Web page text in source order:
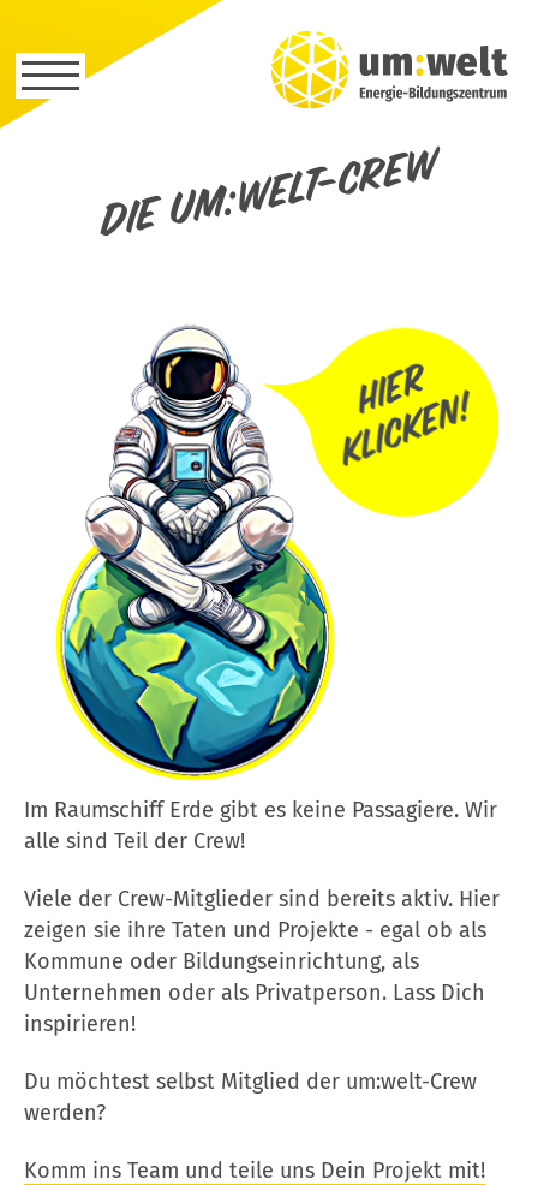
Die um:welt-Crew
Im Raumschiff Erde gibt es keine Passagiere. Wir
alle sind Teil der Crew!
Viele der Crew-Mitglieder sind bereits aktiv. Hier
zeigen sie ihre Taten und Projekte - egal ob als
Kommune oder Bildungseinrichtung, als
Unternehmen oder als Privatperson. Lass Dich
inspirieren!
Du möchtest selbst Mitglied der um:welt-Crew
werden?
Komm ins Team und teile uns Dein Projekt mit!